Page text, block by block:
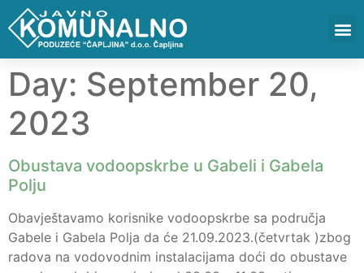
Day: September 20,
2023
Obustava vodoopskrbe u Gabeli i Gabela
Polju
Obavještavamo korisnike vodoopskrbe sa područja
Gabele i Gabela Polja da će 21.09.2023.(četvrtak )zbog
radova na vodovodnim instalacijama doći do obustave